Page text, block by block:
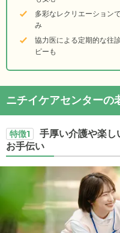
多彩なレクリエーション
み
協力医による定期的な往
ピーも
ニチイケアセンターの
特徴1
手厚い介護や楽し
お手伝い